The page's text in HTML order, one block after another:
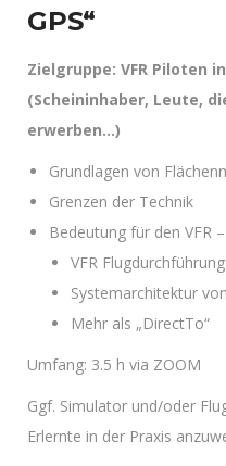
GPS“
Zielgruppe: VFR Piloten
(Scheininhaber, Leute,
erwerben…)
Grundlagen von
Grenzen der Technik
Bedeutung für den VFR
VFR
Systemarchitektur
Mehr als „DirectTo“
Umfang: 3.5 h via ZOOM
Ggf. Simulator und/oder
Erlernte in der Praxis